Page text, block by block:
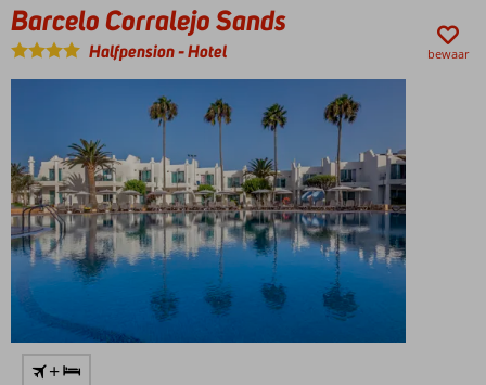
kids:
splash
pool
Ruime 2- en 3-
kamerappartementen
Inclusive
genieten
Barcelo Corralejo Sands
Halfpension-Hotel bewaar
+